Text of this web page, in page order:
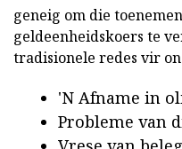
geneig om die
geldeenheidskoers te
tradisionele redes vir
'N Afname in
Probleme van